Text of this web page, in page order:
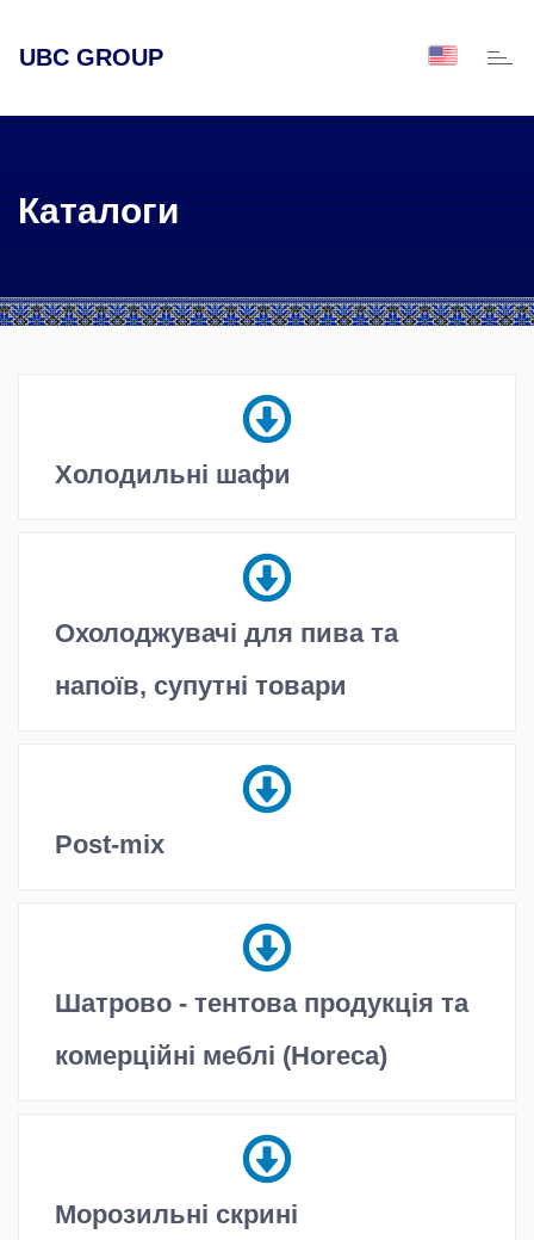
UBC GROUP
Каталоги
Холодильні шафи
Охолоджувачі для пива та
напоїв, супутні товари
Post-mix
Шатрово - тентова продукція та
комерційні меблі (Horeca)
Морозильні скрині